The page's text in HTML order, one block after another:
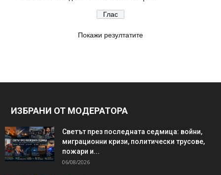
Покажи резултатите
ИЗБРАНИ ОТ МОДЕРАТОРА
Светът през последната седмица: войни,
миграционни кризи, политически трусове,
пожари и...
06/08/2026